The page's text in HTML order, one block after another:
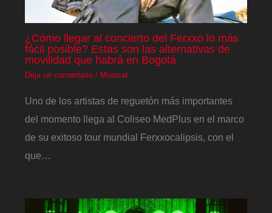
¿Cómo llegar al concierto del Ferxxo lo más
fácil posible? Estas son las alternativas de
movilidad que habrá en Bogotá
Deja un comentario / Musical
Uno de los artistas de reguetón más importantes
del momento llega al Coliseo MedPlus en el marco
de su exitoso tour mundial Ferxxocalipsis, con el
que…